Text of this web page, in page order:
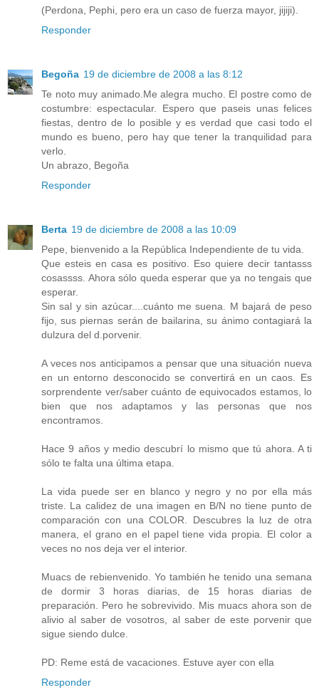
(Perdona, Pephi, pero era un caso de fuerza mayor, jijiji).
Responder
Begoña 19 de diciembre de 2008 a las 8:12
Te noto muy animado.Me alegra mucho. El postre como de
costumbre: espectacular. Espero que paseis unas felices
fiestas, dentro de lo posible y es verdad que casi todo el
mundo es bueno, pero hay que tener la tranquilidad para
verlo.
Un abrazo, Begoña
Responder
Berta 19 de diciembre de 2008 a las 10:09
Pepe, bienvenido a la República Independiente de tu vida.
Que esteis en casa es positivo. Eso quiere decir tantasss
cosassss. Ahora sólo queda esperar que ya no tengais que
esperar.
Sin sal y sin azúcar....cuánto me suena. M bajará de peso
fijo, sus piernas serán de bailarina, su ánimo contagiará la
dulzura del d.porvenir.
A veces nos anticipamos a pensar que una situación nueva
en un entorno desconocido se convertirá en un caos. Es
sorprendente ver/saber cuánto de equivocados estamos, lo
bien que nos adaptamos y las personas que nos
encontramos.
Hace 9 años y medio descubrí lo mismo que tú ahora. A ti
sólo te falta una última etapa.
La vida puede ser en blanco y negro y no por ella más
triste. La calidez de una imagen en B/N no tiene punto de
comparación con una COLOR. Descubres la luz de otra
manera, el grano en el papel tiene vida propia. El color a
veces no nos deja ver el interior.
Muacs de rebienvenido. Yo también he tenido una semana
de dormir 3 horas diarias, de 15 horas diarias de
preparación. Pero he sobrevivido. Mis muacs ahora son de
alivio al saber de vosotros, al saber de este porvenir que
sigue siendo dulce.
PD: Reme está de vacaciones. Estuve ayer con ella
Responder